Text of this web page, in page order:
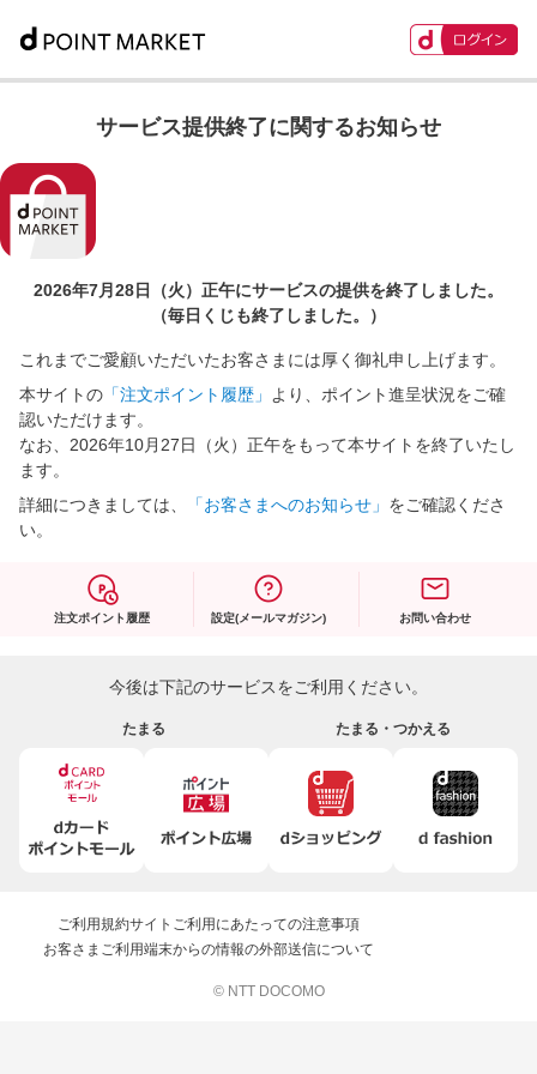
サービス提供終了に関するお知らせ
2026年7月28日（火）正午にサービスの提供を終了しました。
（毎日くじも終了しました。）
これまでご愛顧いただいたお客さまには厚く御礼申し上げます。
本サイトの 「注文ポイント履歴」
より、ポイント進呈状況をご確
認いただけます。
なお、2026年10月27日（火）正午をもって本サイトを終了いたし
ます。
詳細につきましては、
「お客さまへのお知らせ」 をご確認くださ
い。
注文ポイント履歴 設定(メールマガジン) お問い合わせ
今後は下記のサービスをご利用ください。
たまる たまる・つかえる
ご利用規約サイトご利用にあたっての注意事項
お客さまご利用端末からの情報の外部送信について
© NTT DOCOMO